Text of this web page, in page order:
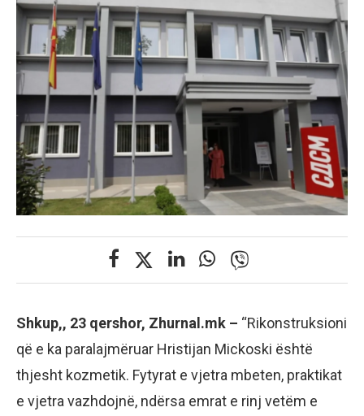
Shkup,, 23 qershor, Zhurnal.mk – “Rikonstruksioni
që e ka paralajmëruar Hristijan Mickoski është
thjesht kozmetik. Fytyrat e vjetra mbeten, praktikat
e vjetra vazhdojnë, ndërsa emrat e rinj vetëm e